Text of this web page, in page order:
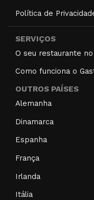
Política de
SERVIÇOS
O seu restaurante
Como funciona o
OUTROS PAÍSES
Alemanha
Dinamarca
Espanha
França
Irlanda
Itália